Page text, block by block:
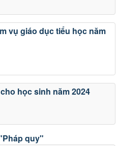
vụ giáo dục tiểu học năm
học sinh năm 2024
quy"